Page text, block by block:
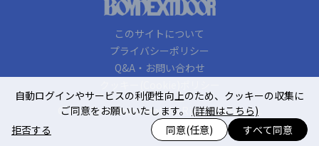
このサイトについて
プライバシーポリシー
Q&A・お問い合わせ
© KOZ Entertainment. All Rights Reserved.
自動ログインやサービスの利便性向上のため、クッキーの収集に
ご同意をお願いいたします。 (詳細はこちら)
拒否する
同意(任意) すべて同意